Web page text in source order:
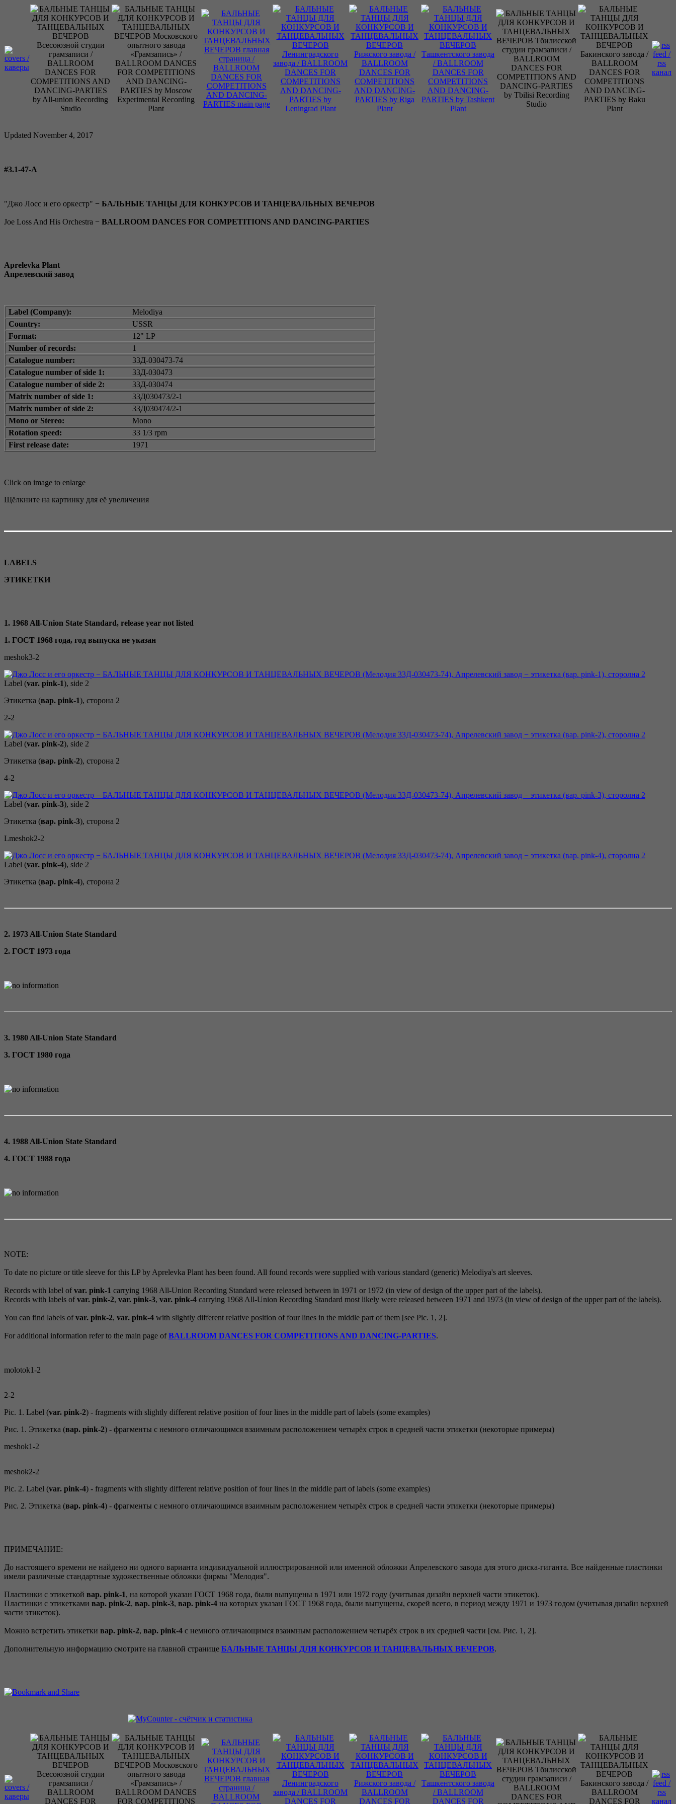
Updated November 4, 2017
#3.1-47-A
"Джо Лосс и его оркестр" − БАЛЬНЫЕ ТАНЦЫ ДЛЯ КОНКУРСОВ И ТАНЦЕВАЛЬНЫХ ВЕЧЕРОВ
Joe Loss And His Orchestra − BALLROOM DANCES FOR COMPETITIONS AND DANCING-PARTIES
Aprelevka Plant
Апрелевский завод
Label (Company):
Melodiya
Country:
USSR
Format:
12" LP
Number of records:
1
Catalogue number:
33Д-030473-74
Catalogue number of side 1:
33Д-030473
Catalogue number of side 2:
33Д-030474
Matrix number of side 1:
33Д030473/2-1
Matrix number of side 2:
33Д030474/2-1
Mono or Stereo:
Mono
Rotation speed:
33 1/3 rpm
First release date:
1971
Click on image to enlarge
Щёлкните на картинку для её увеличения
LABELS
ЭТИКЕТКИ
1. 1968 All-Union State Standard, release year not listed
1. ГОСТ 1968 года, год выпуска не указан
meshok3-2
Label (var. pink-1), side 2
Этикетка (вар. pink-1), сторона 2
2-2
Label (var. pink-2), side 2
Этикетка (вар. pink-2), сторона 2
4-2
Label (var. pink-3), side 2
Этикетка (вар. pink-3), сторона 2
Lmeshok2-2
Label (var. pink-4), side 2
Этикетка (вар. pink-4), сторона 2
2. 1973 All-Union State Standard
2. ГОСТ 1973 года
3. 1980 All-Union State Standard
3. ГОСТ 1980 года
4. 1988 All-Union State Standard
4. ГОСТ 1988 года
NOTE:
To date no picture or title sleeve for this LP by Aprelevka Plant has been found. All found records were supplied with various standard (generic) Melodiya's art sleeves.
Records with label ofvar. pink-1 carrying 1968 All-Union Recording Standard were released between in 1971 or 1972 (in view of design of the upper part of the labels).
Records with labels ofvar. pink-2, var. pink-3, var. pink-4 carrying 1968 All-Union Recording Standard most likely were released between 1971 and 1973 (in view of design of the upper part of the labels).
You can find labels ofvar. pink-2, var. pink-4 with slightly different relative position of four lines in the middle part of them [see Pic. 1, 2].
For additional information refer to the main page ofBALLROOM DANCES FOR COMPETITIONS AND DANCING-PARTIES.
molotok1-2
2-2
Pic. 1. Label (var. pink-2) - fragments with slightly different relative position of four lines in the middle part of labels (some examples)
Рис. 1. Этикетка (вар. pink-2) - фрагменты с немного отличающимся взаимным расположением четырёх строк в средней части этикетки (некоторые примеры)
meshok1-2
meshok2-2
Pic. 2. Label (var. pink-4) - fragments with slightly different relative position of four lines in the middle part of labels (some examples)
Рис. 2. Этикетка (вар. pink-4) - фрагменты с немного отличающимся взаимным расположением четырёх строк в средней части этикетки (некоторые примеры)
ПРИМЕЧАНИЕ:
До настоящего времени не найдено ни одного варианта индивидуальной иллюстрированной или именной обложки Апрелевского завода для этого диска-гиганта. Все найденные пластинки
имели различные стандартные художественные обложки фирмы "Мелодия".
Пластинки с этикеткой вар. pink-1, на которой указан ГОСТ 1968 года, были выпущены в 1971 или 1972 году (учитывая дизайн верхней части этикеток).
Пластинки с этикетками вар. pink-2, вар. pink-3, вар. pink-4 на которых указан ГОСТ 1968 года, были выпущены, скорей всего, в период между 1971 и 1973 годом (учитывая дизайн верхней
части этикеток).
Можно встретить этикетки вар. pink-2, вар. pink-4 с немного отличающимся взаимным расположением четырёх строк в их средней части [см. Рис. 1, 2].
Дополнительную информацию смотрите на главной странице БАЛЬНЫЕ ТАНЦЫ ДЛЯ КОНКУРСОВ И ТАНЦЕВАЛЬНЫХ ВЕЧЕРОВ.